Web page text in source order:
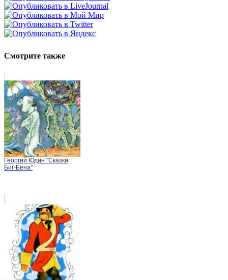
Смотрите также
Георгий Юдин "Сказки
Биг-Бена"